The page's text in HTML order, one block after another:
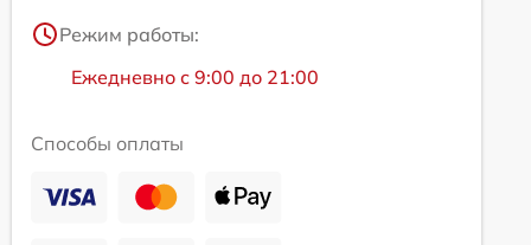
Режим работы:
Ежедневно с 9:00 до 21:00
Способы оплаты